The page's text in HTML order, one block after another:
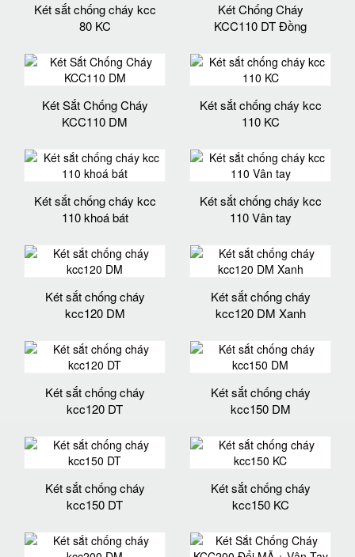
Két sắt chống cháy kcc
80 KC
Két Chống Cháy
KCC110 DT Đồng
Két Sắt Chống Cháy
KCC110 DM
Két sắt chống cháy kcc
110 KC
Két sắt chống cháy kcc
110 khoá bát
Két sắt chống cháy kcc
110 Vân tay
Két sắt chống cháy
kcc120 DM
Két sắt chống cháy
kcc120 DM Xanh
Két sắt chống cháy
kcc120 DT
Két sắt chống cháy
kcc150 DM
Két sắt chống cháy
kcc150 DT
Két sắt chống cháy
kcc150 KC